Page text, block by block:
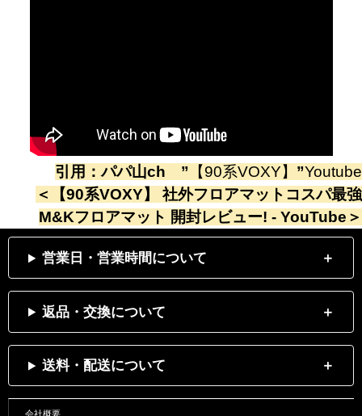
引用：パパ山ch ” 【90系VOXY】 ”Youtube
＜
【90系VOXY】 社外フロアマットコスパ最強
M&Kフロアマット 開封レビュー! - YouTube ＞
営業日・営業時間について
返品・交換について
送料・配送について
会社概要